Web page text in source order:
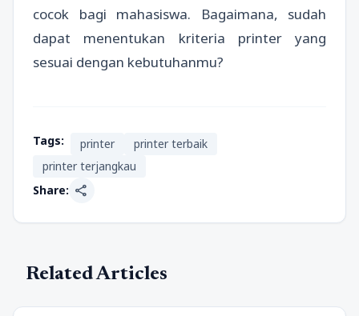
cocok bagi mahasiswa. Bagaimana, sudah
dapat menentukan kriteria printer yang
sesuai dengan kebutuhanmu?
Tags: printer
printer terbaik
printer terjangkau
Share: share
Related Articles